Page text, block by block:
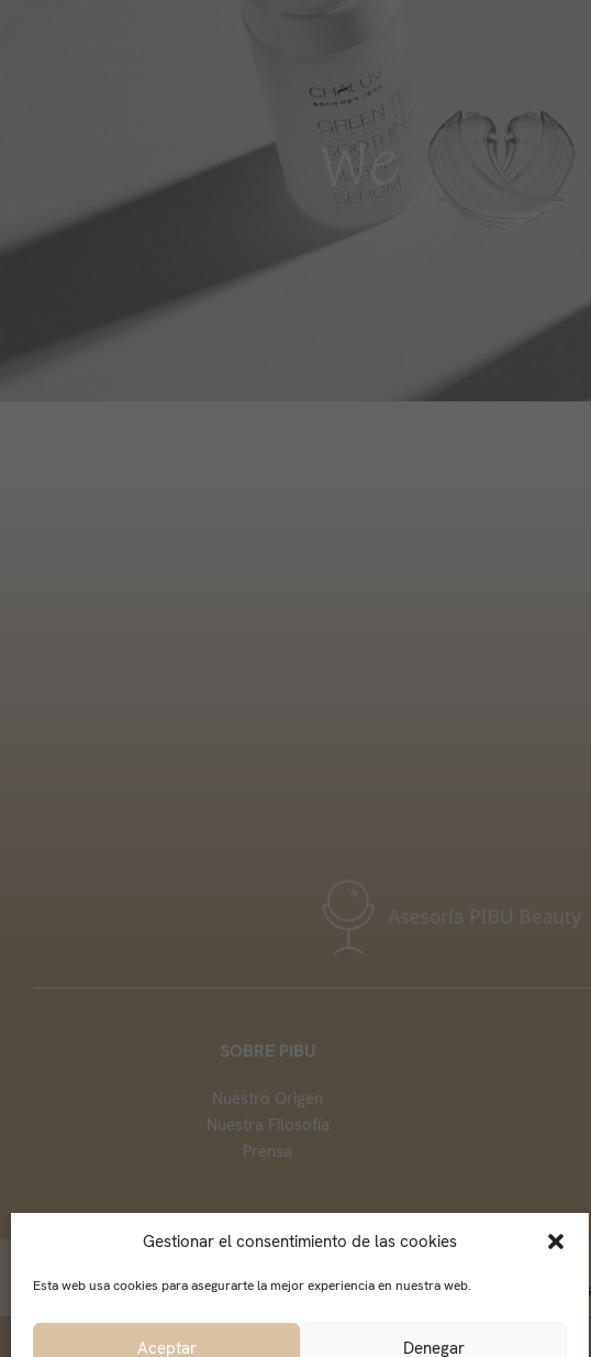
Gestionar el consentimiento de las cookies
Esta web usa cookies para asegurarte la mejor experiencia en nuestra web.
Aceptar Denegar
SOBRE PIBU
Nuestro Origen
Nuestra Filosofía
Prensa
Añade «pibu@pibucosmetic.com» a tu libreta de